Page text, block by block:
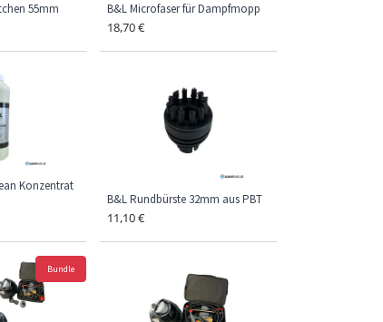
55mm B&L Microfaser für Dampfmopp
18,70€
Konzentrat
B&L Rundbürste 32mm aus PBT
11,10€
Bundle